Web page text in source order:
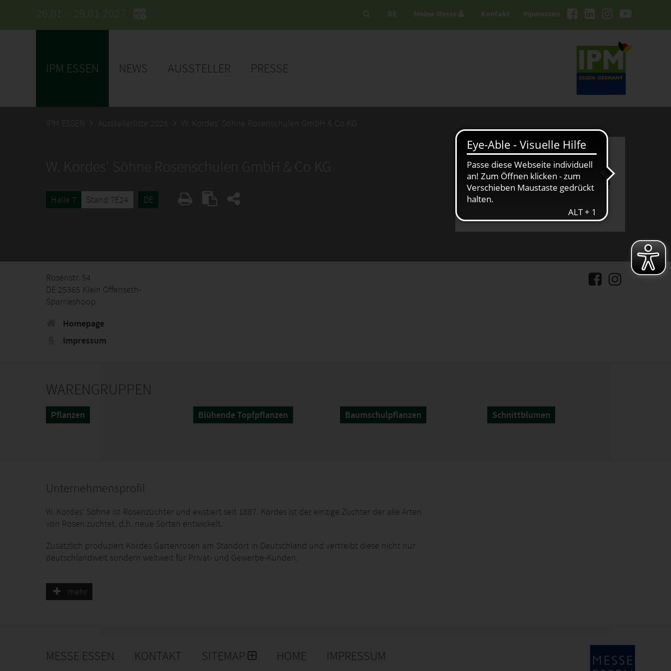
26.01. - 29.01.2027 #ipmessen
DE Meine Messe Kontakt
IPM ESSEN NEWS AUSSTELLER PRESSE
IPM ESSEN Ausstellerliste 2026 W. Kordes' Söhne Rosenschulen GmbH & Co KG
W. Kordes' Söhne Rosenschulen GmbH & Co KG
Halle 7 Stand 7E24 DE
Rosenstr. 54
DE 25365 Klein Offenseth-
Sparrieshoop
Homepage
Impressum
WARENGRUPPEN
Pflanzen Blühende Topfpflanzen Baumschulpflanzen Schnittblumen
Unternehmensprofil
W. Kordes‘ Söhne ist Rosenzüchter und existiert seit 1887. Kordes ist der einzige Züchter der alle Arten
von Rosen züchtet, d.h. neue Sorten entwickelt.
Zusätzlich produziert Kordes Gartenrosen am Standort in Deutschland und vertreibt diese nicht nur
deutschlandweit sondern weltweit für Privat- und Gewerbe-Kunden.
Hauptaugenmerk auf der Gesundheit. Bei den Schnitt- und Topfrosen liegt es auf der Haltbarkeit und
den Produktionseigenschaften. Natürlich müssen alle Kordes-Rosen farblich als auch optisch attraktiv
mehr
MESSE ESSEN KONTAKT SITEMAP HOME
IMPRESSUM